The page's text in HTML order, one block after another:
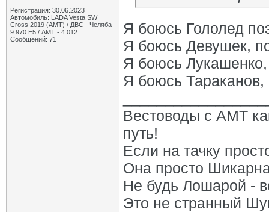
Регистрация: 30.06.2023
Автомобиль: LADA Vesta SW
Cross 2019 (AMT) / ДВС - Челяба
9.970 Е5 / АМТ - 4.012
Сообщений: 71
Я боюсь Гололед
Я боюсь Девушек,
Я боюсь
Я боюсь Тараканов,
Вестоводы с АМТ
путь!
Если на тачку
Она просто
Не будь Лошарой -
Это не странный